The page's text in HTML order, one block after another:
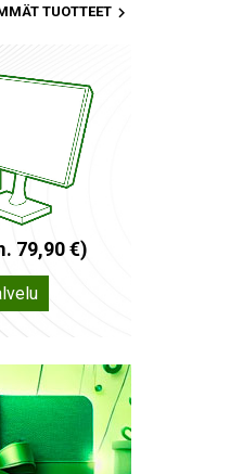
TUOTTEET 
. 79,90€)